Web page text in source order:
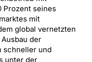
Prozent seines
mit
global vernetzten
der
schneller und
unter der